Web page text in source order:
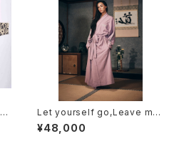
Let yourself go,Leave mys
elf to... / lavender / スウェッ
ト / ガウン 浴衣【 同生地ベルト
¥48,000